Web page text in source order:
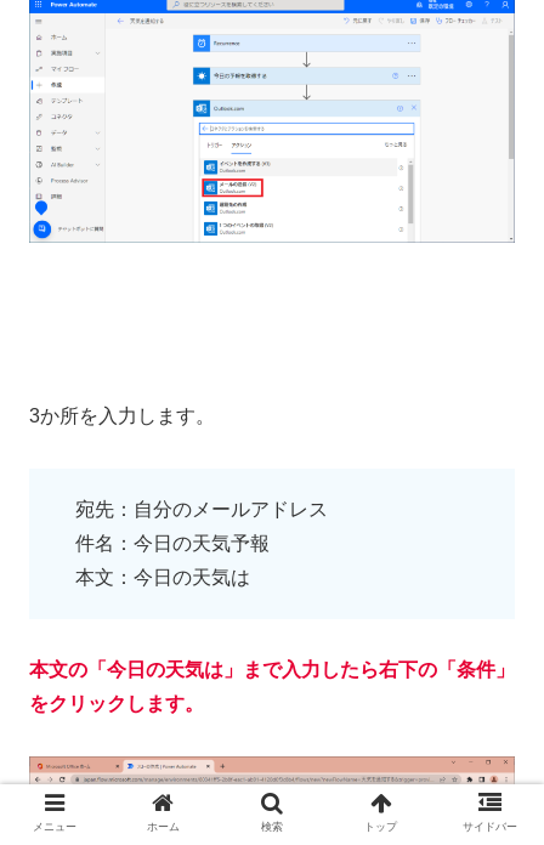
3か所を入力します。
宛先：自分のメールアドレス
件名：今日の天気予報
本文：今日の天気は
本文の「今日の天気は」まで入力したら右下の「条件」
をクリックします。
メニュー ホーム 検索 トップ サイドバー